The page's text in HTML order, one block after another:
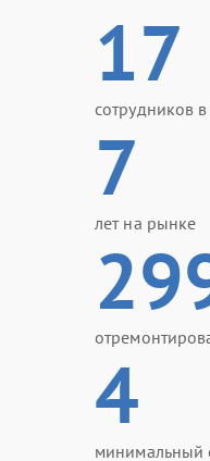
17
сотрудников
7
лет на рынке
4
минимальный